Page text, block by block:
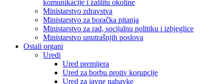
komunikacije i zaštitu okoline
Ministarstvo zdravstva
Ministarstvo za boračka pitanja
Ministarstvo za rad, socijalnu politiku i izbjeglice
Ministarstvo unutrašnjih poslova
Ostali organi
Uredi
Ured premijera
Ured za borbu protiv korupcije
Ured za javne nabavke